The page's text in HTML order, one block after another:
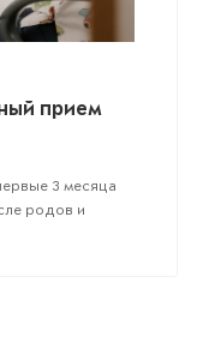
прием
3 месяца
родов и